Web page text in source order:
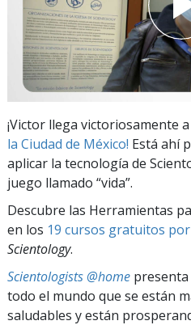
¡Victor llega victoriosamente
la Ciudad de México! Está ahí
aplicar la tecnología de
juego llamado “vida”.
Descubre las Herramientas
en los 19 cursos gratuitos
Scientology.
Scientologists @home presenta
todo el mundo que se están
saludables y están